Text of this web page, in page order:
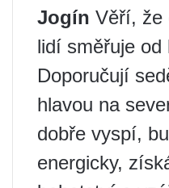
Jogín Věří, že
lidí směřuje od
Doporučují
hlavou na
dobře vyspí,
energicky,